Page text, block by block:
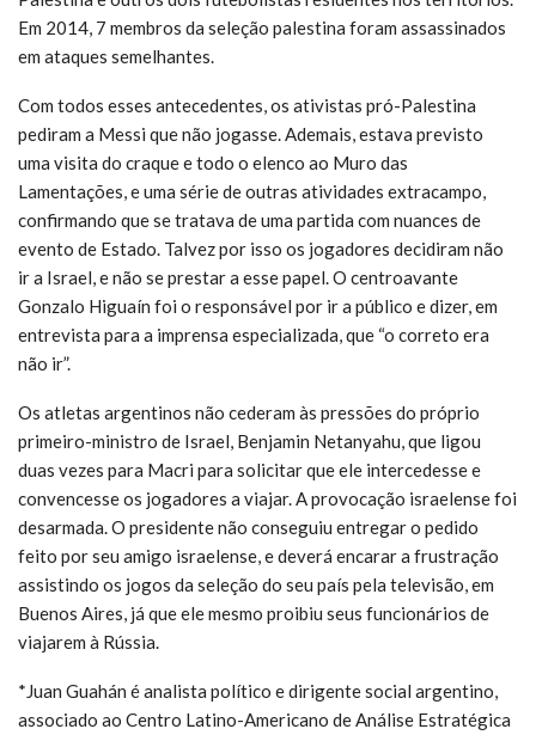
Em 2014, 7 membros da seleção palestina foram assassinados
em ataques semelhantes.
Com todos esses antecedentes, os ativistas pró-Palestina
pediram a Messi que não jogasse. Ademais, estava previsto
uma visita do craque e todo o elenco ao Muro das
Lamentações, e uma série de outras atividades extracampo,
confirmando que se tratava de uma partida com nuances de
evento de Estado. Talvez por isso os jogadores decidiram não
ir a Israel, e não se prestar a esse papel. O centroavante
Gonzalo Higuaín foi o responsável por ir a público e dizer, em
entrevista para a imprensa especializada, que “o correto era
não ir”.
Os atletas argentinos não cederam às pressões do próprio
primeiro-ministro de Israel, Benjamin Netanyahu, que ligou
duas vezes para Macri para solicitar que ele intercedesse e
convencesse os jogadores a viajar. A provocação israelense foi
desarmada. O presidente não conseguiu entregar o pedido
feito por seu amigo israelense, e deverá encarar a frustração
assistindo os jogos da seleção do seu país pela televisão, em
Buenos Aires, já que ele mesmo proibiu seus funcionários de
viajarem à Rússia.
*Juan Guahán é analista político e dirigente social argentino,
associado ao Centro Latino-Americano de Análise Estratégica